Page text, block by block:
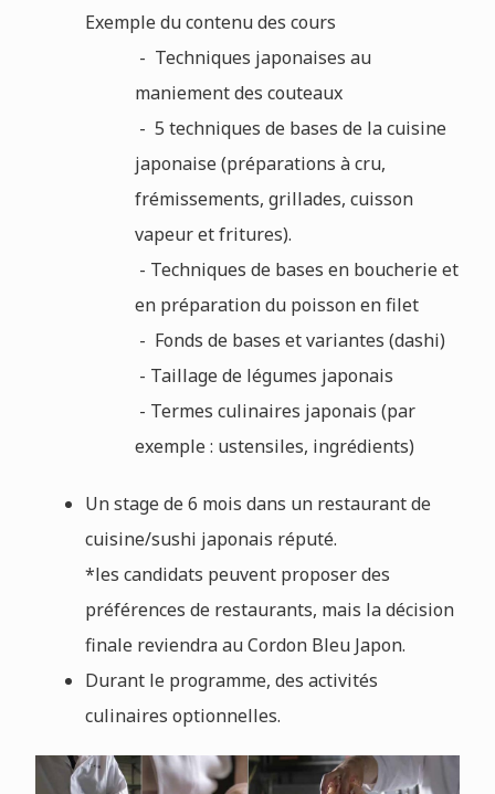
Exemple du contenu des cours
- Techniques japonaises au
maniement des couteaux
- 5 techniques de bases de la cuisine
japonaise (préparations à cru,
frémissements, grillades, cuisson
vapeur et fritures).
- Techniques de bases en boucherie et
en préparation du poisson en filet
- Fonds de bases et variantes (dashi)
- Taillage de légumes japonais
- Termes culinaires japonais (par
exemple : ustensiles, ingrédients)
Un stage de 6 mois dans un restaurant de
cuisine/sushi japonais réputé.
*les candidats peuvent proposer des
préférences de restaurants, mais la décision
finale reviendra au Cordon Bleu Japon.
Durant le programme, des activités
culinaires optionnelles.